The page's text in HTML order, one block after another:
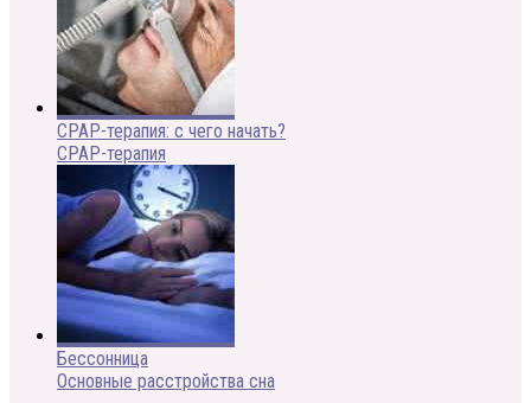
CPAP-терапия: с чего начать?
CPAP-терапия
Бессонница
Основные расстройства сна